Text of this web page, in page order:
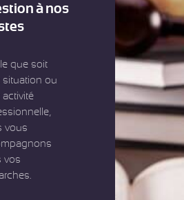
à nos
que soit
situation ou
activité
vous
vos